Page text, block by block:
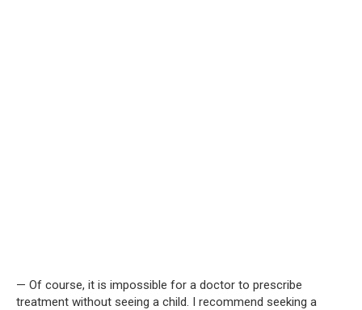
— Of course, it is impossible for a doctor to prescribe
treatment without seeing a child. I recommend seeking a